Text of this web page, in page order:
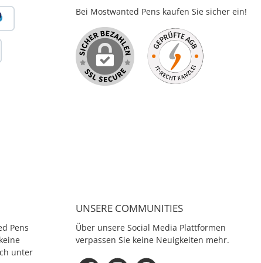
Bei Mostwanted Pens kaufen Sie sicher ein!
Pens
unter
UNSERE COMMUNITIES
Über unsere Social Media Plattformen
verpassen Sie keine Neuigkeiten mehr.